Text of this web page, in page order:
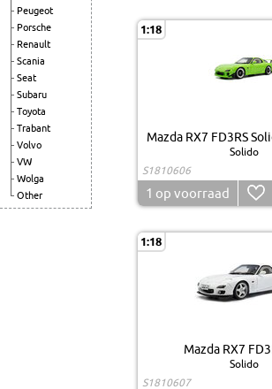
Peugeot
Porsche
Renault
Scania
Seat
Subaru
Toyota
Trabant
Volvo
VW
Wolga
Other
1:18
Mazda RX7 FD3RS
Solido
S1810606
1 op voorraad
1:18
Mazda RX7
Solido
S1810607